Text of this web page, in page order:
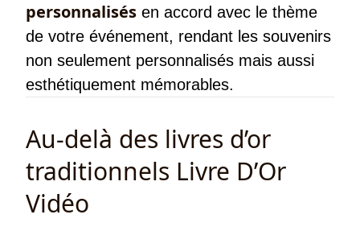
personnalisés en accord avec le thème
de votre événement, rendant les souvenirs
non seulement personnalisés mais aussi
esthétiquement mémorables.
Au-delà des livres d’or
traditionnels Livre D’Or
Vidéo